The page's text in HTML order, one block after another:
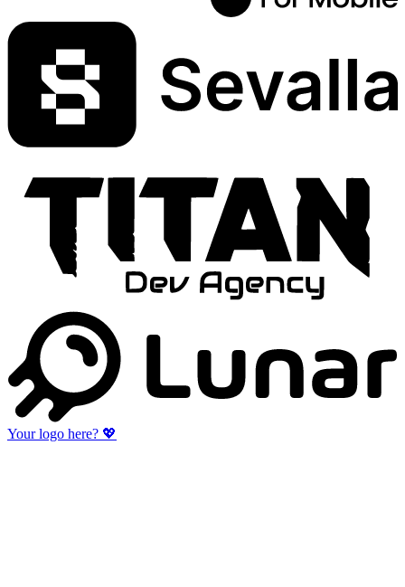
Your logo here? 💖